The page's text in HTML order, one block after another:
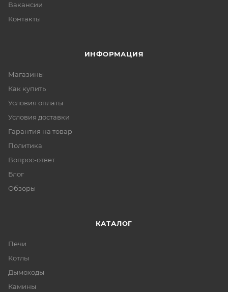
Вакансии
Контакты
ИНФОРМАЦИЯ
Магазины
Как купить
Условия оплаты
Условия доставки
Гарантия на товар
Политика
Вопрос-ответ
Блог
Обзоры
КАТАЛОГ
Печи
Котлы
Дымоходы
Камины